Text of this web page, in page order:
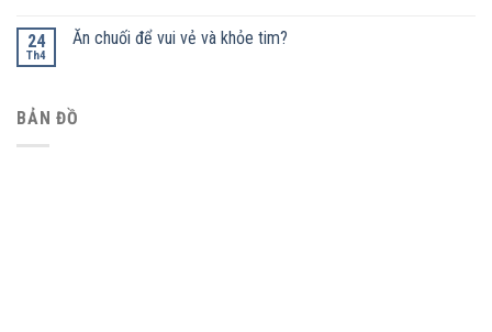
24
Th4
Ăn chuối để vui vẻ và khỏe tim?
BẢN ĐỒ